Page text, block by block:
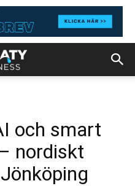
och smart
nordiskt